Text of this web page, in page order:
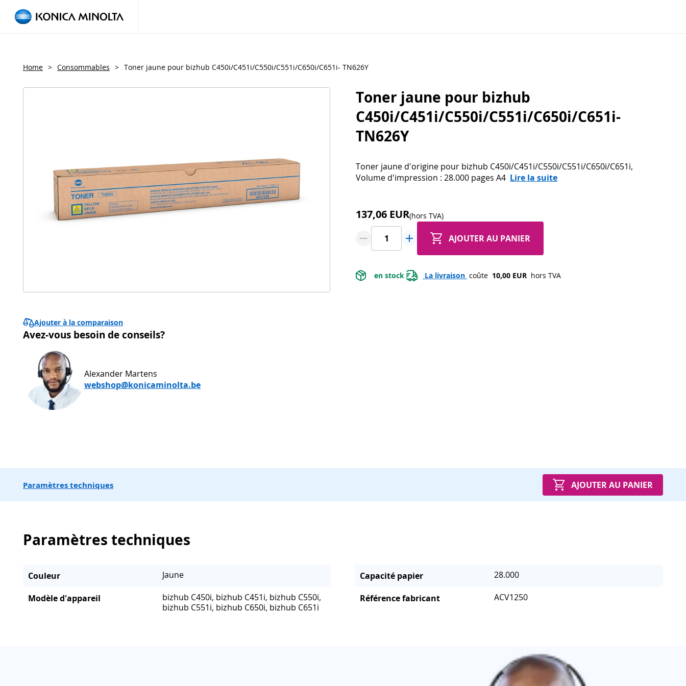
Home > Consommables > Toner jaune pour bizhub C450i/C451i/C550i/C551i/C650i/C651i- TN626Y
Toner jaune pour bizhub
C450i/C451i/C550i/C551i/C650i/C651i-
TN626Y
Toner jaune d'origine pour bizhub C450i/C451i/C550i/C551i/C650i/C651i,
Volume d'impression : 28.000 pages A4 Lire la suite
137,06 EUR(hors TVA)
AJOUTER AU PANIER
en stock La livraison coûte 10,00 EUR hors TVA
Ajouter à la comparaison
Avez-vous besoin de conseils?
Alexander Martens
webshop@konicaminolta.be
Paramètres techniques AJOUTER AU PANIER
Paramètres techniques
Couleur Jaune Capacité papier 28.000
Modèle d'appareil
bizhub C450i, bizhub C451i, bizhub C550i,
bizhub C551i, bizhub C650i, bizhub C651i
Référence fabricant ACV1250